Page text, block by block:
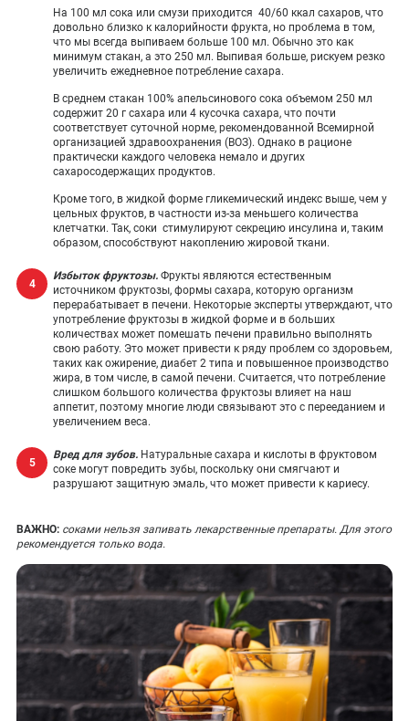
На 100 мл сока или смузи приходится 40/60 ккал сахаров, что
довольно близко к калорийности фрукта, но проблема в том,
что мы всегда выпиваем больше 100 мл. Обычно это как
минимум стакан, а это 250 мл. Выпивая больше, рискуем резко
увеличить ежедневное потребление сахара.
В среднем стакан 100% апельсинового сока объемом 250 мл
содержит 20 г сахара или 4 кусочка сахара, что почти
соответствует суточной норме, рекомендованной Всемирной
организацией здравоохранения (ВОЗ). Однако в рационе
практически каждого человека немало и других
сахаросодержащих продуктов.
Кроме того, в жидкой форме гликемический индекс выше, чем у
цельных фруктов, в частности из-за меньшего количества
клетчатки. Так, соки стимулируют секрецию инсулина и, таким
образом, способствуют накоплению жировой ткани.
Избыток фруктозы. Фрукты являются естественным
источником фруктозы, формы сахара, которую организм
перерабатывает в печени. Некоторые эксперты утверждают, что
употребление фруктозы в жидкой форме и в больших
количествах может помешать печени правильно выполнять
свою работу. Это может привести к ряду проблем со здоровьем,
таких как ожирение, диабет 2 типа и повышенное производство
жира, в том числе, в самой печени. Считается, что потребление
слишком большого количества фруктозы влияет на наш
аппетит, поэтому многие люди связывают это с перееданием и
увеличением веса.
Вред для зубов. Натуральные сахара и кислоты в фруктовом
соке могут повредить зубы, поскольку они смягчают и
разрушают защитную эмаль, что может привести к кариесу.
ВАЖНО: соками нельзя запивать лекарственные препараты. Для этого
рекомендуется только вода.